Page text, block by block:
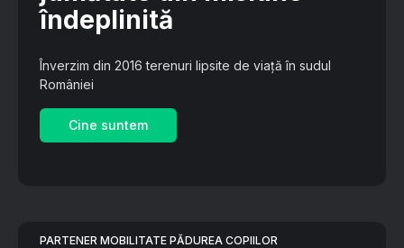
îndeplinită
Înverzim din 2016 terenuri lipsite de viață în sudul
României
Cine suntem
PARTENER MOBILITATE PĂDUREA COPIILOR